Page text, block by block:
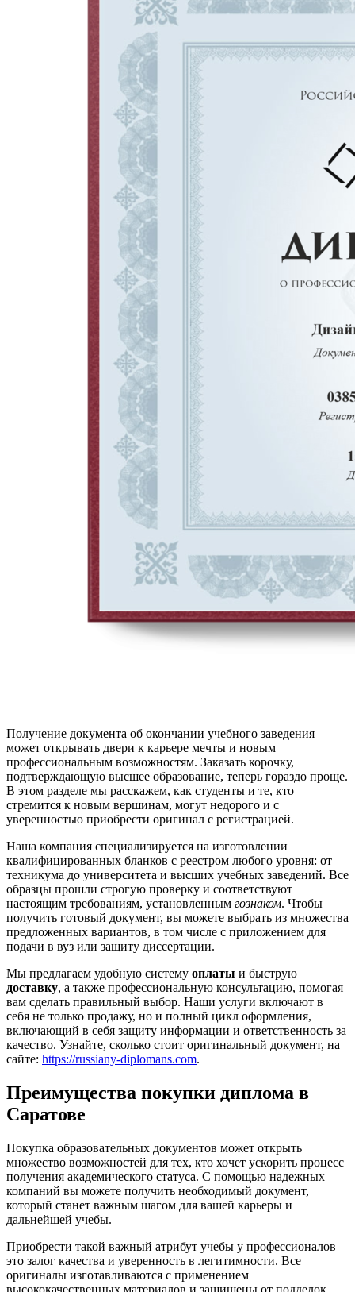
Получение документа об окончании учебного заведения
может открывать двери к карьере мечты и новым
профессиональным возможностям. Заказать корочку,
подтверждающую высшее образование, теперь гораздо проще.
В этом разделе мы расскажем, как студенты и те, кто
стремится к новым вершинам, могут недорого и с
уверенностью приобрести оригинал с регистрацией.
Наша компания специализируется на изготовлении
квалифицированных бланков с реестром любого уровня: от
техникума до университета и высших учебных заведений. Все
образцы прошли строгую проверку и соответствуют
настоящим требованиям, установленным гознаком. Чтобы
получить готовый документ, вы можете выбрать из множества
предложенных вариантов, в том числе с приложением для
подачи в вуз или защиту диссертации.
Мы предлагаем удобную систему оплаты и быструю
доставку, а также профессиональную консультацию, помогая
вам сделать правильный выбор. Наши услуги включают в
себя не только продажу, но и полный цикл оформления,
включающий в себя защиту информации и ответственность за
качество. Узнайте, сколько стоит оригинальный документ, на
сайте: https://russiany-diplomans.com.
Преимущества покупки диплома в
Саратове
Покупка образовательных документов может открыть
множество возможностей для тех, кто хочет ускорить процесс
получения академического статуса. С помощью надежных
компаний вы можете получить необходимый документ,
который станет важным шагом для вашей карьеры и
дальнейшей учебы.
Приобрести такой важный атрибут учебы у профессионалов –
это залог качества и уверенность в легитимности. Все
оригиналы изготавливаются с применением